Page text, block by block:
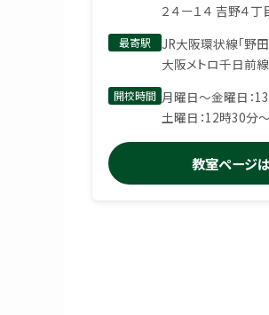
２４ー１４ 吉野４
最寄駅
JR大阪環状線「野
大阪メトロ千日前
開校時間 月曜日〜金曜日：
土曜日：12時30分
教室ページ